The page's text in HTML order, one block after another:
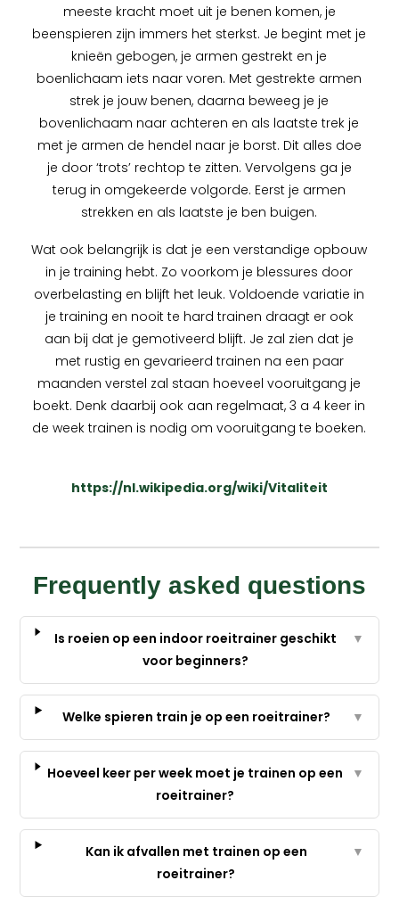
meeste kracht moet uit je benen komen, je
beenspieren zijn immers het sterkst. Je begint met je
knieën gebogen, je armen gestrekt en je
boenlichaam iets naar voren. Met gestrekte armen
strek je jouw benen, daarna beweeg je je
bovenlichaam naar achteren en als laatste trek je
met je armen de hendel naar je borst. Dit alles doe
je door ‘trots’ rechtop te zitten. Vervolgens ga je
terug in omgekeerde volgorde. Eerst je armen
strekken en als laatste je ben buigen.
Wat ook belangrijk is dat je een verstandige opbouw
in je training hebt. Zo voorkom je blessures door
overbelasting en blijft het leuk. Voldoende variatie in
je training en nooit te hard trainen draagt er ook
aan bij dat je gemotiveerd blijft. Je zal zien dat je
met rustig en gevarieerd trainen na een paar
maanden verstel zal staan hoeveel vooruitgang je
boekt. Denk daarbij ook aan regelmaat, 3 a 4 keer in
de week trainen is nodig om vooruitgang te boeken.
https://nl.wikipedia.org/wiki/Vitaliteit
Frequently asked questions
Is roeien op een indoor roeitrainer geschikt
voor beginners?
▼
Welke spieren train je op een roeitrainer? ▼
Hoeveel keer per week moet je trainen op een
roeitrainer?
▼
Kan ik afvallen met trainen op een
roeitrainer?
▼